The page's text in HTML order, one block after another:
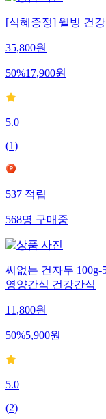
[식혜증정] 웰빙 건
35,800원
50%17,900원
5.0
(1)
537적립
568명구매중
씨없는 건자두
영양간식 건강간식
11,800원
50%5,900원
5.0
(2)